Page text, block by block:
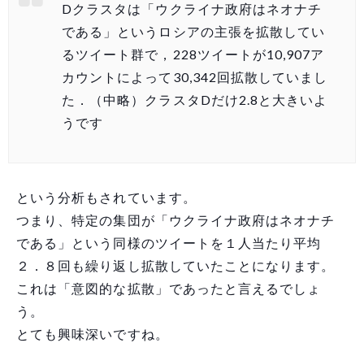
Dクラスタは「ウクライナ政府はネオナチ
である」というロシアの主張を拡散してい
るツイート群で，228ツイートが10,907ア
カウントによって30,342回拡散していまし
た．（中略）クラスタDだけ2.8と大きいよ
うです
という分析もされています。
つまり、特定の集団が「ウクライナ政府はネオナチ
である」という同様のツイートを１人当たり平均
２．８回も繰り返し拡散していたことになります。
これは「意図的な拡散」であったと言えるでしょ
う。
とても興味深いですね。